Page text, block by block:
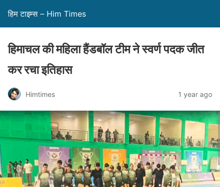
हिम टाइम्स – Him Times
हिमाचल की महिला हैंडबॉल टीम ने स्वर्ण पदक जीत
कर रचा इतिहास
Himtimes 1 year ago